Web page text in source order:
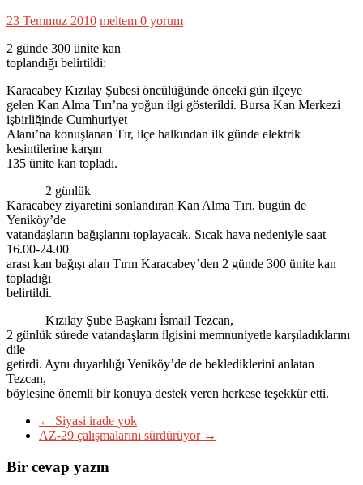
23 Temmuz 2010 meltem 0 yorum
2 günde 300 ünite kan
toplandığı belirtildi:
Karacabey Kızılay Şubesi öncülüğünde önceki gün ilçeye
gelen Kan Alma Tırı’na yoğun ilgi gösterildi. Bursa Kan Merkezi
işbirliğinde Cumhuriyet
Alanı’na konuşlanan Tır, ilçe halkından ilk günde elektrik
kesintilerine karşın
135 ünite kan topladı.
2 günlük
Karacabey ziyaretini sonlandıran Kan Alma Tırı, bugün de
Yeniköy’de
vatandaşların bağışlarını toplayacak. Sıcak hava nedeniyle saat
16.00-24.00
arası kan bağışı alan Tırın Karacabey’den 2 günde 300 ünite kan
topladığı
belirtildi.
Kızılay Şube Başkanı İsmail Tezcan,
2 günlük sürede vatandaşların ilgisini memnuniyetle karşıladıklarını
dile
getirdi. Aynı duyarlılığı Yeniköy’de de beklediklerini anlatan
Tezcan,
böylesine önemli bir konuya destek veren herkese teşekkür etti.
← Siyasi irade yok
AZ-29 çalışmalarını sürdürüyor →
Bir cevap yazın